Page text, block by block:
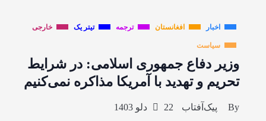
اخبار افغانستان ترجمه تیتر یک خارجی
سیاست
وزیر دفاع جمهوری اسلامی: در شرایط
تحریم و تهدید با آمریکا مذاکره نمی‌کنیم
By پیک‌آفتاب 22 دلو 1403